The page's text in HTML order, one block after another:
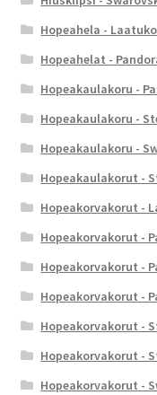
Hopeahela -
Hopeahelat -
Hopeakaulakoru -
Hopeakaulakoru -
Hopeakaulakoru -
Hopeakaulakorut -
Hopeakorvakorut -
Hopeakorvakorut -
Hopeakorvakorut -
Hopeakorvakorut -
Hopeakorvakorut -
Hopeakorvakorut -
Hopeakorvakorut -